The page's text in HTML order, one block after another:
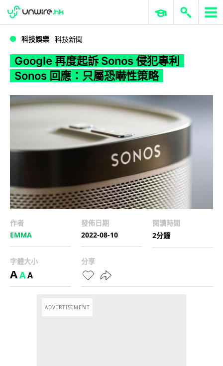
WWDC 2026 ERP 與商業 AI
科技娛樂 科技新聞
Google 再度起訴 Sonos 侵犯專利
Sonos 回應：只屬恐嚇性策略
作者
EMMA
發佈日期
2022-08-10
閱讀時間
2分鐘
字體大小
AAA
分享
ADVERTISEMENT